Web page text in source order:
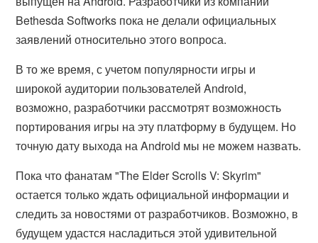
Bethesda Softworks пока не делали официальных
заявлений относительно этого вопроса.
В то же время, с учетом популярности игры и
широкой аудитории пользователей Android,
возможно, разработчики рассмотрят возможность
портирования игры на эту платформу в будущем. Но
точную дату выхода на Android мы не можем назвать.
Пока что фанатам "The Elder Scrolls V: Skyrim"
остается только ждать официальной информации и
следить за новостями от разработчиков. Возможно, в
будущем удастся насладиться этой удивительной